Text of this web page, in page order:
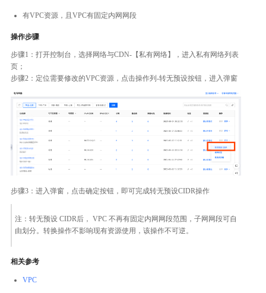
有VPC资源，且VPC有固定内网网段
操作步骤
步骤1：打开控制台，选择网络与CDN-【私有网络】，进入私有网络列表
页；
步骤2：定位需要修改的VPC资源，点击操作列-转无预设按钮，进入弹窗
步骤3：进入弹窗，点击确定按钮，即可完成转无预设CIDR操作
注：转无预设 CIDR后， VPC 不再有固定内网网段范围，子网网段可自
由划分。转换操作不影响现有资源使用，该操作不可逆。
相关参考
VPC